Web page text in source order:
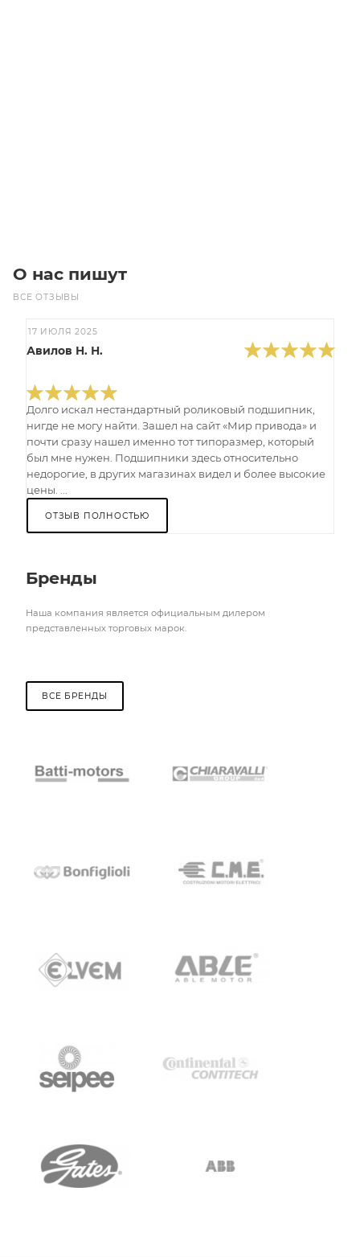
О нас пишут
ВСЕ ОТЗЫВЫ
17 ИЮЛЯ 2025
Авилов Н. Н.
Долго искал нестандартный роликовый подшипник,
нигде не могу найти. Зашел на сайт «Мир привода» и
почти сразу нашел именно тот типоразмер, который
был мне нужен. Подшипники здесь относительно
недорогие, в других магазинах видел и более высокие
цены. ...
ОТЗЫВ ПОЛНОСТЬЮ
Бренды
Наша компания является официальным дилером
представленных торговых марок.
ВСЕ БРЕНДЫ